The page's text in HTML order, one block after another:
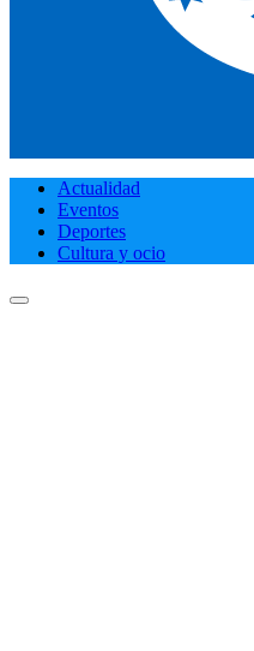
Actualidad
Eventos
Deportes
Cultura y ocio